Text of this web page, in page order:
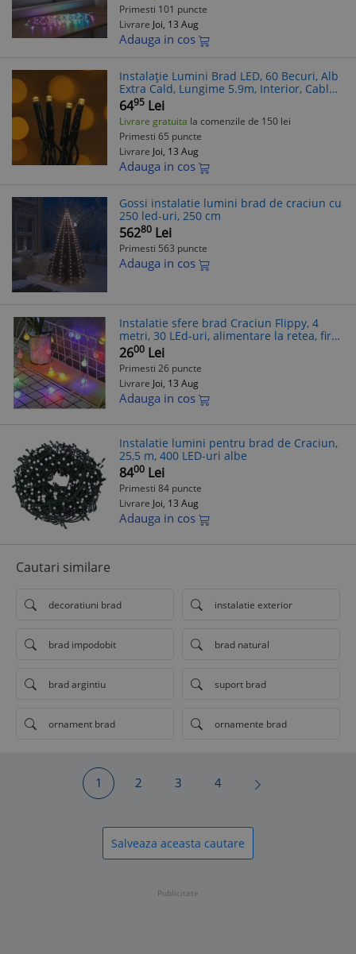
Primesti 101 puncte
Livrare Joi, 13 Aug
Adauga in cos
Instalație Lumini Brad LED, 60 Becuri, Alb
Extra Cald, Lungime 5.9m, Interior, Cablu
Verde, Baterii AA
6495 Lei
Livrare gratuita la comenzile de 150 lei
Primesti 65 puncte
Livrare Joi, 13 Aug
Adauga in cos
Gossi instalatie lumini brad de craciun cu
250 led-uri, 250 cm
56280 Lei
Primesti 563 puncte
Adauga in cos
Instalatie sfere brad Craciun Flippy, 4
metri, 30 LEd-uri, alimentare la retea, fir
transparent, multicolora
2600 Lei
Primesti 26 puncte
Livrare Joi, 13 Aug
Adauga in cos
Instalatie lumini pentru brad de Craciun,
25,5 m, 400 LED-uri albe
8400 Lei
Primesti 84 puncte
Livrare Joi, 13 Aug
Adauga in cos
Cautari similare
decoratiuni brad instalatie exterior
brad impodobit brad natural
brad argintiu suport brad
ornament brad ornamente brad
1 2 3 4
Salveaza aceasta cautare
Publicitate